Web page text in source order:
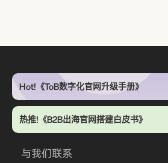
Hot!《ToB数字化官网升级手册》
热推!《B2B出海官网搭建白皮书》
与我们联系